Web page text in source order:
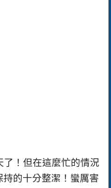
了！但在這麼忙的情況
的十分整潔！蠻厲害